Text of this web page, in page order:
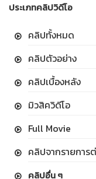
ประเภทคลิปวิดีโอ
คลิปทั้งหมด
คลิปตัวอย่าง
คลิปเบื้องหลัง
มิวสิควิดีโอ
Full Movie
คลิปจากรายการ
คลิปอื่น ๆ